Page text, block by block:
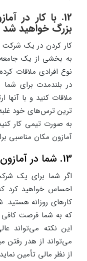
12. با کار در
بزرگ خواهید شد
کار کردن در یک شرکت
به بخشی از یک
نوع افرادی ملاقات
در بلندمدت برای شما
ملاقات کنید و با آنها
ترین ترس‌های خود
به صورت تیمی کار
آمازون مکان مناسبی
13. شما در آمازون فرصت فکر کردن دارید
اگر شما برای یک
احساس خواهید کرد
کارهای روزانه
که به شما فرصت کافی
این نکته می‌تواند
می‌تواند از هدر رفتن
از نظر مالی تأمین